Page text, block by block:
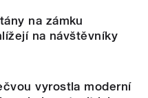
na zámku
na návštěvníky
vyrostla moderní